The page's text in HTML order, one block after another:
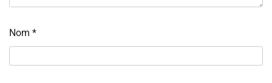
Nom *